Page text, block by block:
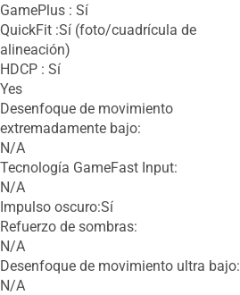
GamePlus : Sí
QuickFit :Sí (foto/cuadrícula de
alineación)
HDCP : Sí
Yes
Desenfoque de movimiento
extremadamente bajo:
N/A
Tecnología GameFast Input:
N/A
Impulso oscuro:Sí
Refuerzo de sombras:
N/A
Desenfoque de movimiento ultra bajo:
N/A